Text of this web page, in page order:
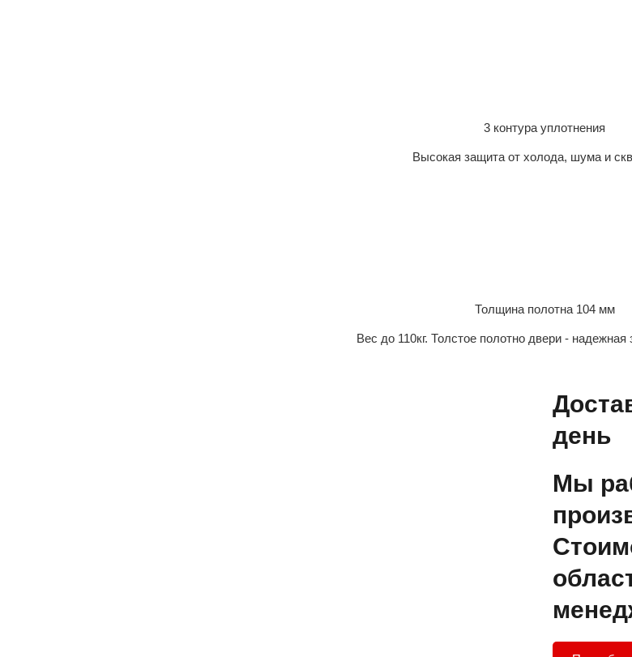
3 контура уплотнения
Высокая защита от холода, шума и
Толщина полотна 104 мм
Вес до 110кг. Толстое полотно двери -
день
Мы